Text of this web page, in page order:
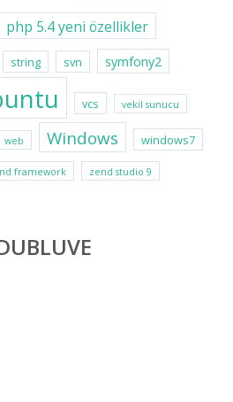
php 5.4 yeni özellikler
string svn symfony2
vcs vekil sunucu
web Windows
windows7
framework zend studio 9